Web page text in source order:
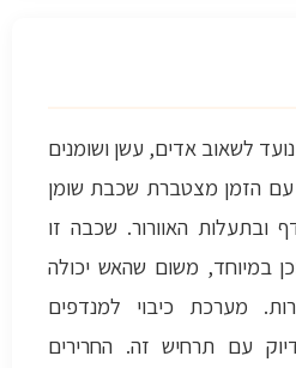
לשאוב אדים, עשן ושומנים
עם הזמן מצטברת שכבת שומן
ובתעלות האוורור. שכבה זו
במיוחד, משום שהאש יכולה
מערכת כיבוי למנדפים
עם תרחיש זה. החרירים